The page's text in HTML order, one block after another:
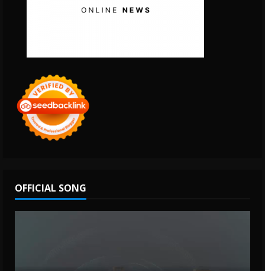
OFFICIAL SONG